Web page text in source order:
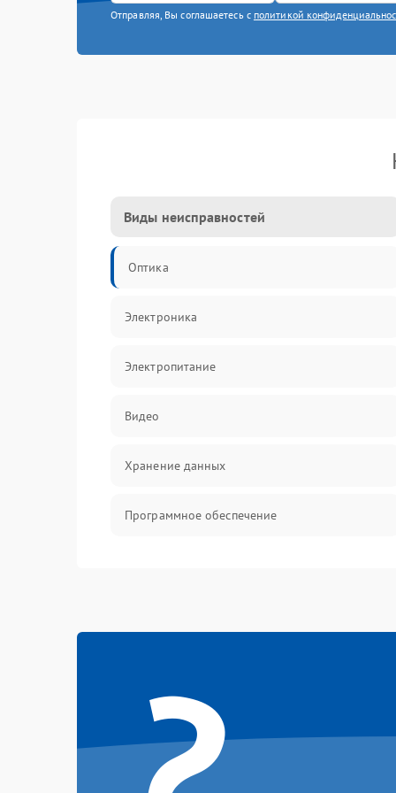
Отправляя, Вы соглашаетесь с политикой
Виды неисправностей
Оптика
Электроника
Электропитание
Видео
Хранение данных
Программное обеспечение